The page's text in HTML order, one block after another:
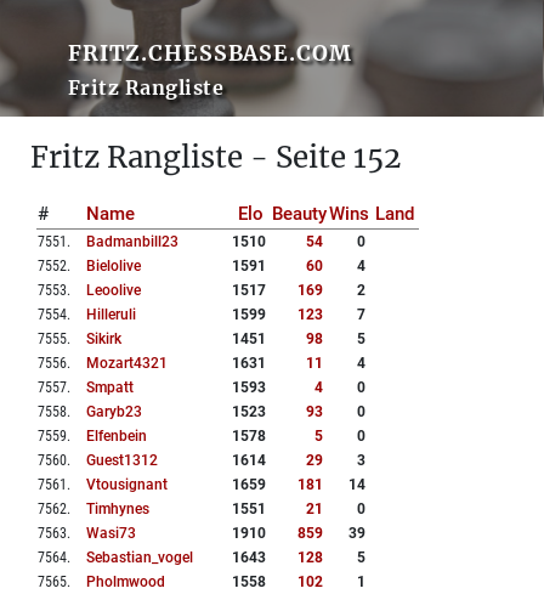
FRITZ.CHESSBASE.COM
Fritz Rangliste
Fritz Rangliste - Seite 152
# Name Elo BeautyWins Land
7551 . Badmanbill23 1510 54
0
7552. Bielolive 1591 60
4
7553. Leoolive 1517 169
2
7554. Hilleruli 1599 123
7
7555. Sikirk 1451 98
5
7556. Mozart4321 1631 11
4
7557. Smpatt 1593 4
0
7558. Garyb23 1523 93
0
7559. Elfenbein 1578 5
0
7560. Guest1312 1614 29
3
7561 . Vtousignant 1659 181
14
7562. Timhynes 1551 21
0
7563. Wasi73 1910 859
39
7564. Sebastian_vogel 1643 128
5
7565. Pholmwood 1558 102
1